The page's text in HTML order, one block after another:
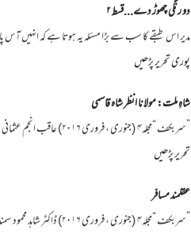
دو رنگی چھوڑ دے...قسط ۲
مدیر اس طبقے کا سب سے بڑا مسئلہ یہ ہوتا ہے کہ انہیں
پوری تحریر پڑھیں
شاہِ ملت: مولانا انظر شاہ قاسمی
”سربکف “مجلہ۴ (جنوری ، فروری ۲۰۱۶) عاقب انجم عثمانی مودی حکومت باضابطہ طور پر انگریز کے نقش قدم پر عمل کر رہی ہے.. انگریز نے حق گوئی بیان ک…
تحریر پڑھیں
عقلمند مسافر
”سربکف “مجلہ۴ (جنوری ، فروری ۲۰۱۶) ڈاکٹر شاہد محمود سمندر پُر سکون تھا . . . جہاز کی دونوں منزلیں پر بھرپور زندگی کارفرما تھی . . . ق…